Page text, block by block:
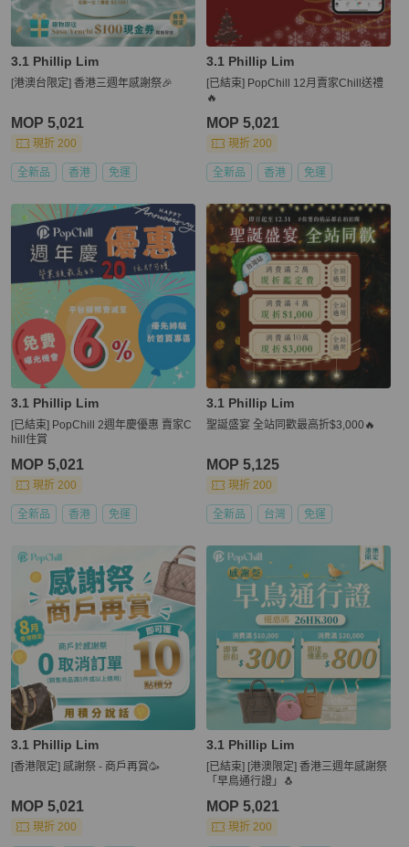
3.1 Phillip Lim
[港澳台限定] 香港三週年感謝祭🎉
MOP 5,021
現折 200
全新品 香港 免運
3.1 Phillip Lim
[已結束] PopChill 12月賣家Chill送禮
🔥
MOP 5,021
現折 200
全新品 香港 免運
3.1 Phillip Lim
[已結束] PopChill 2週年慶優惠 賣家C
hill住賞
MOP 5,021
現折 200
全新品 香港 免運
3.1 Phillip Lim
聖誕盛宴 全站同歡最高折$3,000🔥
MOP 5,125
現折 200
全新品 台灣 免運
3.1 Phillip Lim
[香港限定] 感謝祭 - 商戶再賞🥳
MOP 5,021
現折 200
3.1 Phillip Lim
[已結束] [港澳限定] 香港三週年感謝祭
「早鳥通行證」🐧
MOP 5,021
現折 200